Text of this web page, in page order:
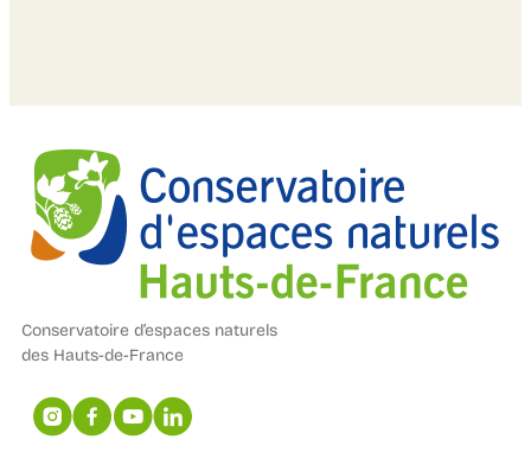
Conservatoire d’espaces naturels
des Hauts-de-France